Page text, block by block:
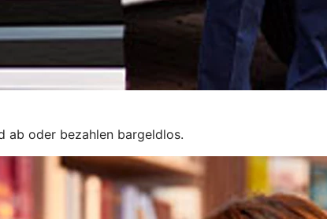
ab oder bezahlen bargeldlos.